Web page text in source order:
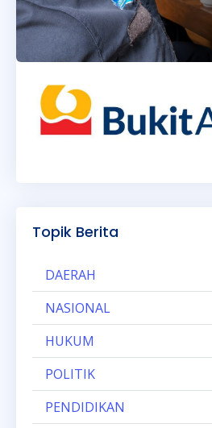
Topik Berita
DAERAH
NASIONAL
HUKUM
POLITIK
PENDIDIKAN